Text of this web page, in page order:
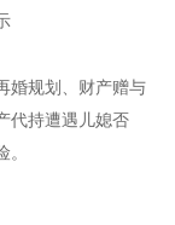
婚规划、财产赠与
代持遭遇儿媳否